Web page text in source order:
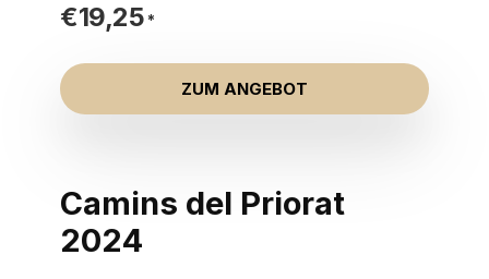
Camins del Priorat
2024
€19,25
ZUM ANGEBOT